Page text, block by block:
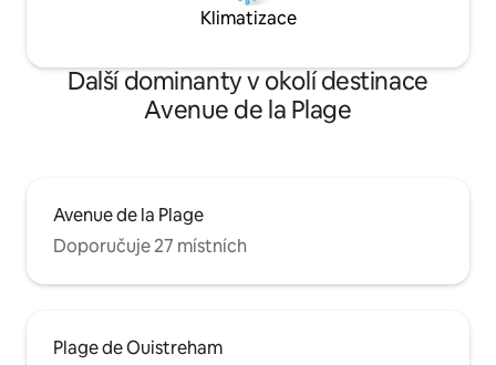
Klimatizace
Další dominanty v okolí destinace
Avenue de la Plage
Avenue de la Plage
Doporučuje 27 místních
Plage de Ouistreham